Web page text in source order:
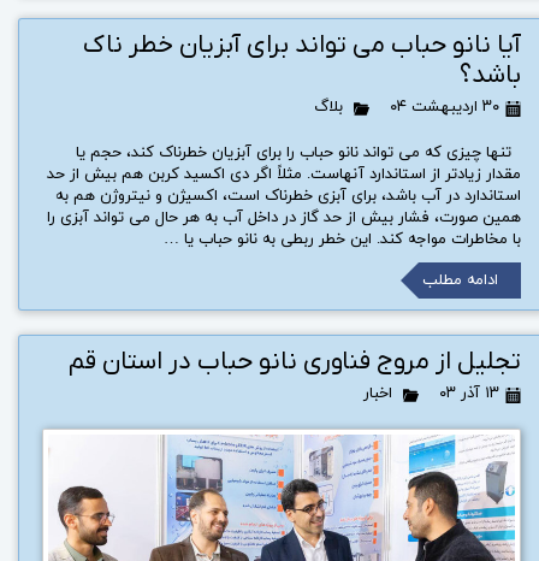
آیا نانو حباب می تواند برای آبزیان خطر ناک
باشد؟
۳۰ اردیبهشت ۰۴ بلاگ
تنها چیزی که می تواند نانو حباب را برای آبزیان خطرناک کند، حجم یا
مقدار زیادتر از استاندارد آنهاست. مثلاً اگر دی اکسید کربن هم بیش از حد
استاندارد در آب باشد، برای آبزی خطرناک است، اکسیژن و نیتروژن هم به
همین صورت، فشار بیش از حد گاز در داخل آب به هر حال می تواند آبزی را
با مخاطرات مواجه کند. این خطر ربطی به نانو حباب یا …
ادامه مطلب
تجلیل از مروج فناوری نانو حباب در استان قم
۱۳ آذر ۰۳ اخبار